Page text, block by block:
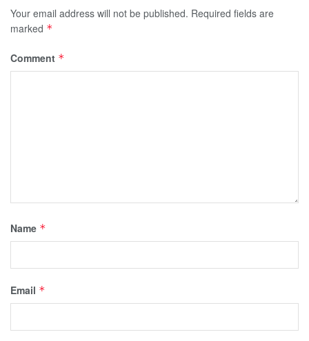
Your email address will not be published. Required fields are
marked *
Comment *
Name *
Email *